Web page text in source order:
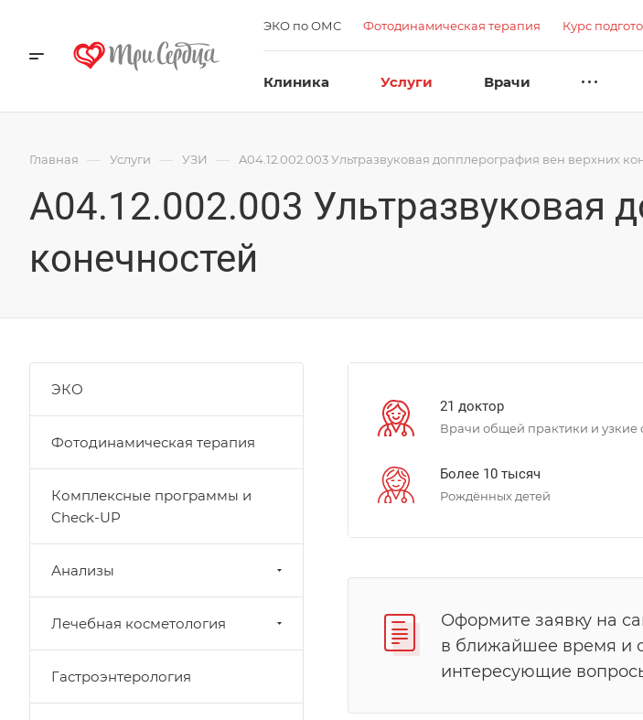
ЭКО по ОМС Фотодинамическая терапия Курс
Клиника Услуги Врачи
Главная — Услуги — УЗИ — A04.12.002.003 Ультразвуковая допплерография вен верхних
A04.12.002.003 Ультразвуковая
конечностей
21 доктор
Врачи общей практики и узкие
Более 10 тысяч
Рождённых детей
Оформите заявку на
в ближайшее время и
интересующие
ЭКО
Фотодинамическая терапия
Комплексные программы и
Check-UP
Анализы
Лечебная косметология
Гастроэнтерология